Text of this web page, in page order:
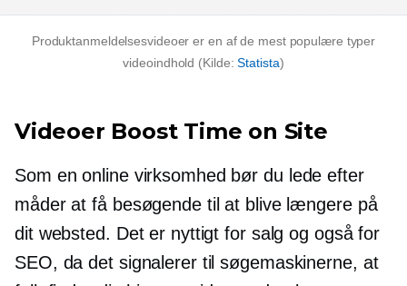
Produktanmeldelsesvideoer er en af ​​de mest populære typer
videoindhold (Kilde:Statista)
Videoer Boost Time on Site
Som en online virksomhed bør du lede efter
måder at få besøgende til at blive længere på
dit websted. Det er nyttigt for salg og også for
SEO, da det signalerer til søgemaskinerne, at